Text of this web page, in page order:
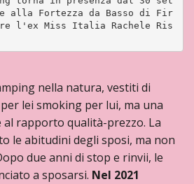
alla Fortezza da Basso di Fir
l'ex Miss Italia Rachele Ris
nella natura, vestiti di
lei smoking per lui, ma una
rapporto qualità-prezzo. La
le abitudini degli sposi, ma non
due anni di stop e rinvii, le
a sposarsi. Nel 2021